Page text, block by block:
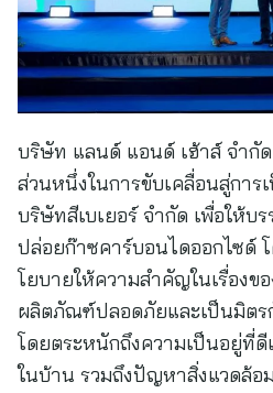
บริษัท แลนด์ แอนด์ เฮ้าส์ จำกั
ส่วนหนึ่งในการขับเคลื่อนสู่การ
บริษัทสีเบเยอร์ จำกัด เพื่อให้บ
ปล่อยก๊าซคาร์บอนไดออกไซด์
โยบายให้ความสำคัญในเรื่องข
ผลิตภัณฑ์ปลอดภัยและเป็นมิตร
โดยตระหนักถึงความเป็นอยู่ที่
ในบ้าน รวมถึงปัญหาสิ่งแวดล้อ